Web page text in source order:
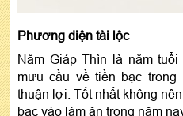
Phương diện tài lộc
Năm Giáp Thìn là năm
mưu cầu về tiền bạc
thuận lợi. Tốt nhất không
bạc vào làm ăn trong năm